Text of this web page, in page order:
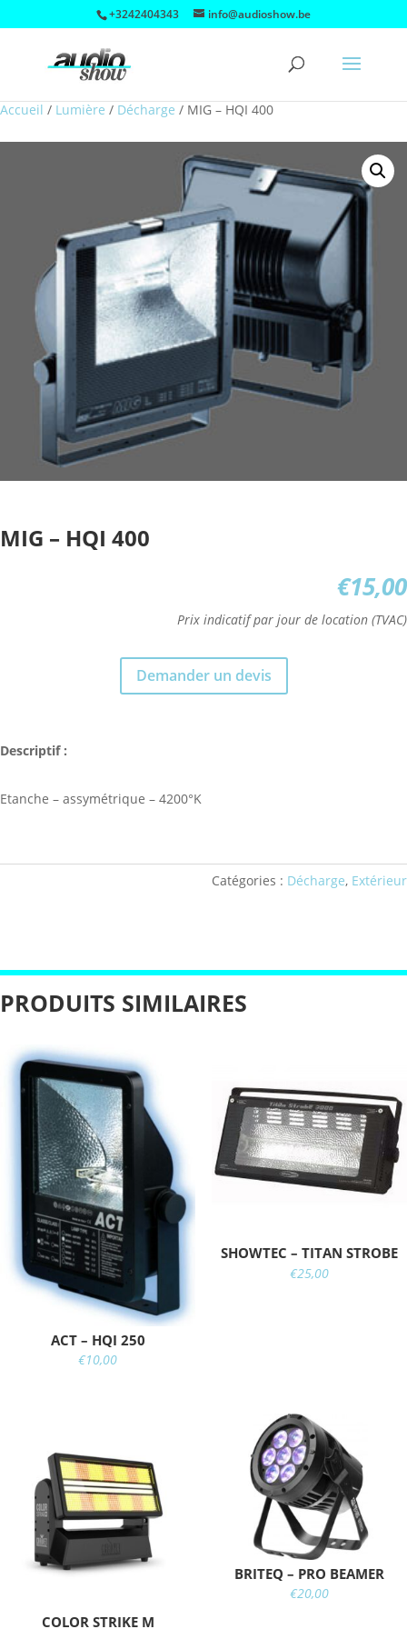
+3242404343 info@audioshow.be
Accueil / Lumière / Décharge / MIG – HQI 400
MIG – HQI 400
€15,00
Prix indicatif par jour de location (TVAC)
Demander un devis
Descriptif :
Etanche – assymétrique – 4200°K
Catégories : Décharge, Extérieur
PRODUITS SIMILAIRES
ACT – HQI 250
€10,00
SHOWTEC – TITAN STROBE
€25,00
COLOR STRIKE M
BRITEQ – PRO BEAMER
€20,00